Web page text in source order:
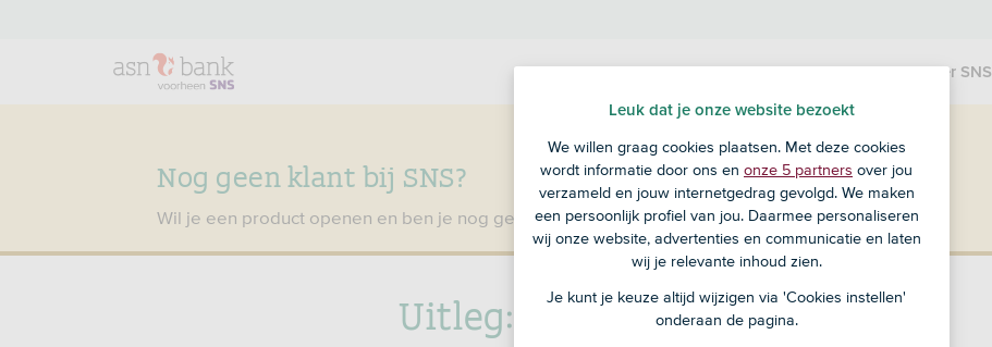
Nog geen klant bij SNS?
Wil je een product openen en ben je nog geen klant bij SNS?Ga dan naar ASN Bank .
Producten Over SNS
Uitleg: BIC
Leuk dat je onze website bezoekt
We willen graag cookies plaatsen. Met deze cookies
wordt informatie door ons en onze 5 partners over jou
verzameld en jouw internetgedrag gevolgd. We maken
een persoonlijk profiel van jou. Daarmee personaliseren
wij onze website, advertenties en communicatie en laten
wij je relevante inhoud zien.
Je kunt je keuze altijd wijzigen via 'Cookies instellen'
onderaan de pagina.